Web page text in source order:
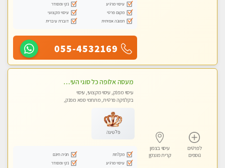
עיסוי מרגיע
נקי ומסודר
מקום פרטי
עיסוי מקצועי
תמונה אמיתית
דוברת עיברית
055-4532169
לפרטים
נוספים
עיסוי בצפון
קרית מוצקין
מעסה אלופה כל סוגי העיסויים מעסה מקצועית ואיכותית פרטי!!!
עיסוי מפנק, עיסוי מקצועי, עיסוי
בקלניקה פרטית, מתחמי ספא מפנק,
פלטינה
מקלחת
חניה חינם
עיסוי מרגיע
נקי ומסודר